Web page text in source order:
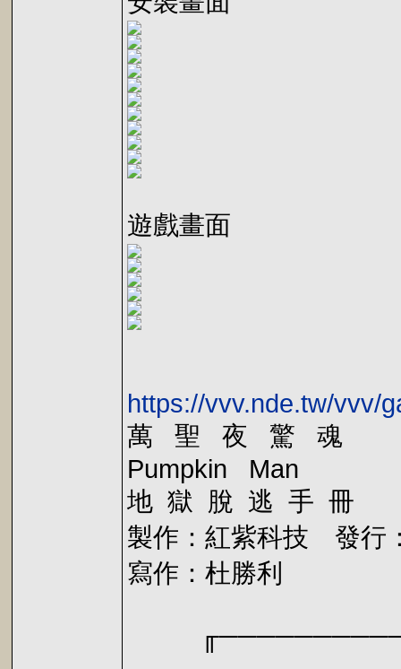
遊戲畫面
https://vvv.nde.tw/vvv/
萬 聖 夜 驚 魂
Pumpkin Man
地 獄 脫 逃 手 冊
製作：紅紫科技 發行
寫作：杜勝利